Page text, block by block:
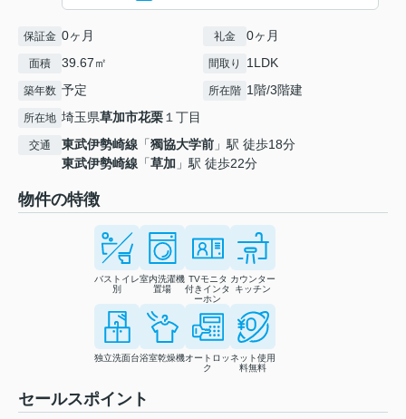
保証金 0ヶ月 礼金 0ヶ月
面積 39.67㎡ 間取り 1LDK
築年数 予定 所在階 1階/3階建
所在地 埼玉県草加市花栗１丁目
交通 東武伊勢崎線 「獨協大学前 」駅 徒歩18分
東武伊勢崎線 「草加 」駅 徒歩22分
物件の特徴
バストイレ
別
室内洗濯機
置場
TVモニタ
付きインタ
ーホン
カウンター
キッチン
独立洗面台浴室乾燥機オートロッ
ク
ネット使用
料無料
セールスポイント